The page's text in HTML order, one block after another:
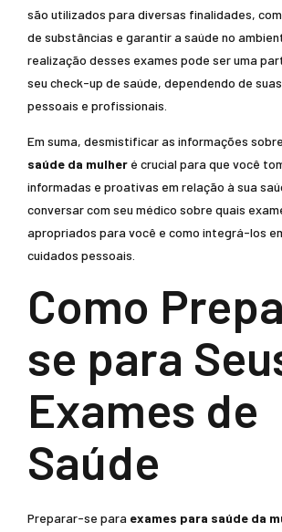
são utilizados para diversas finalidades,
de substâncias e garantir a saúde no
realização desses exames pode ser uma
seu check-up de saúde, dependendo de
pessoais e profissionais.
Em suma, desmistificar as informações
saúde da mulher é crucial para que você
informadas e proativas em relação à sua
conversar com seu médico sobre quais
apropriados para você e como integrá-los
cuidados pessoais.
Como
se para
Exames de
Saúde
Preparar-se para exames para saúde da